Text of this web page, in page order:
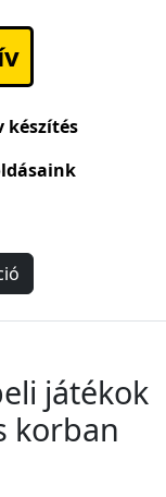
készítés
játékok
korban